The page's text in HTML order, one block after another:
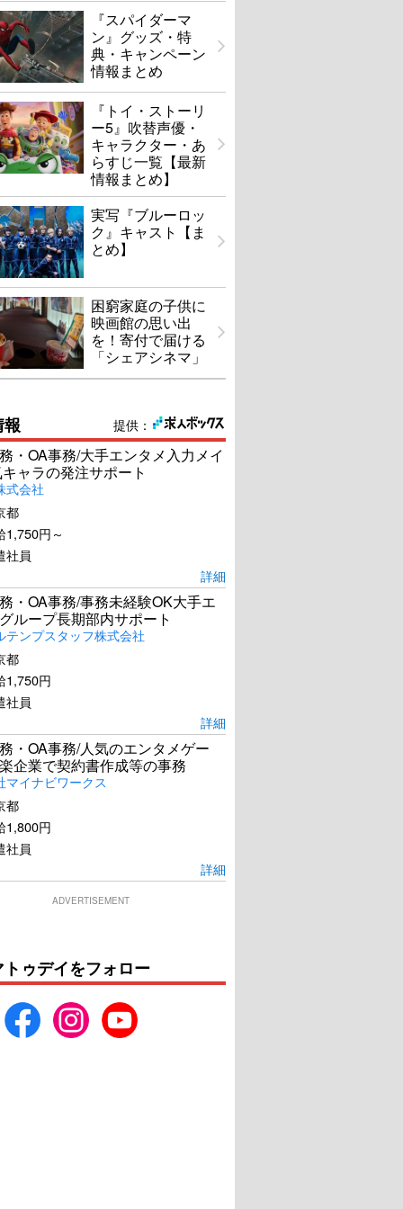
『スパイダーマ
ン』グッズ・特
典・キャンペーン
情報まとめ
『トイ・ストーリ
ー5』吹替声優・
キャラクター・あ
らすじ一覧【最新
情報まとめ】
実写『ブルーロッ
ク』キャスト【ま
とめ】
困窮家庭の子供に
映画館の思い出
を！寄付で届ける
「シェアシネマ」
提供：
・OA事務/大手エンタメ入力メイ
ャラの発注サポート
式会社
都
円～
社員
詳細
・OA事務/事務未経験OK大手エ
ループ長期部内サポート
テンプスタッフ株式会社
都
1,750円
社員
詳細
・OA事務/人気のエンタメゲー
企業で契約書作成等の事務
マイナビワークス
都
1,800円
社員
詳細
ADVERTISEMENT
ゥデイをフォロー